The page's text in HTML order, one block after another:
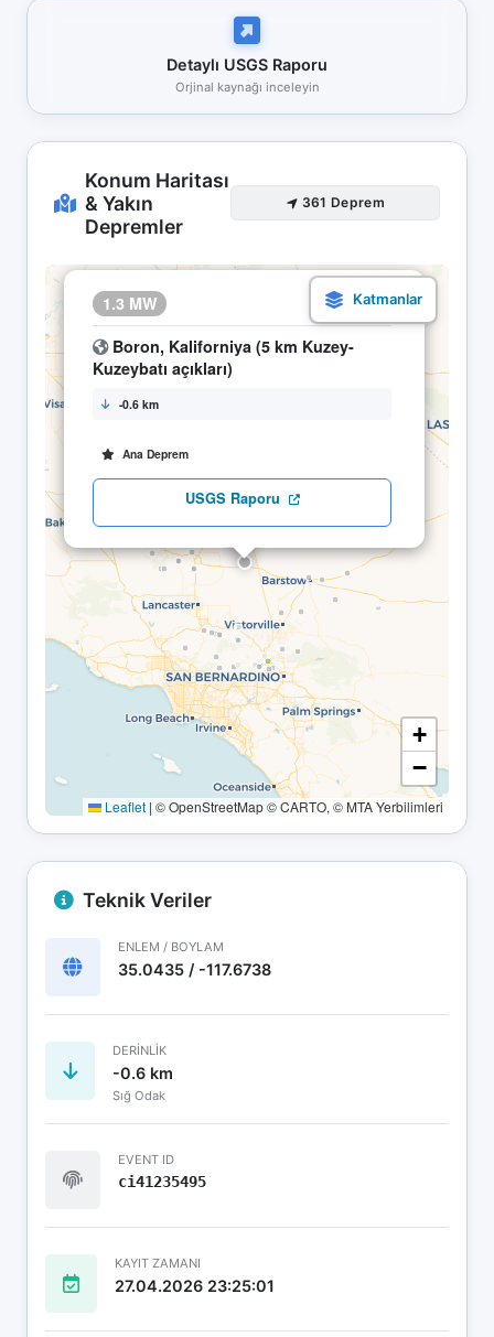
Detaylı USGS Raporu
Orjinal kaynağı inceleyin
Konum Haritası
& Yakın
Depremler
361 Deprem
1.3 MW 28.04 02:18
Boron, Kaliforniya (5 km Kuzey-
Kuzeybatı açıkları)
-0.6 km
Ana Deprem
USGS Raporu
×
+
−
Leaflet | © OpenStreetMap © CARTO, © MTA Yerbilimleri
Teknik Veriler
ENLEM / BOYLAM
35.0435 / -117.6738
DERINLIK
-0.6 km
Sığ Odak
EVENT ID
ci41235495
KAYIT ZAMANI
27.04.2026 23:25:01